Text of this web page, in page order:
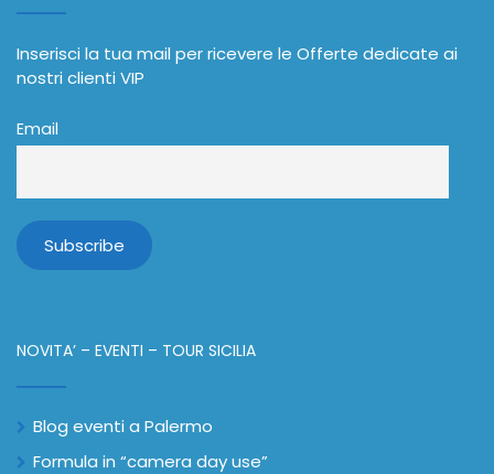
Inserisci la tua mail per ricevere le Offerte dedicate ai
nostri clienti VIP
Email
NOVITA’ – EVENTI – TOUR SICILIA
Blog eventi a Palermo
Formula in “camera day use”